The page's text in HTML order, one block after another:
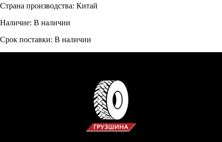
Страна производства: Китай
Наличие: В наличии
Срок поставки: В наличии